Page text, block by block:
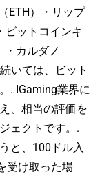
ETH）・リップ
ビットコインキ
・カルダノ
いては、ビット
. IGaming業界に
、相当の評価を
ェクトです。.
と、100ドル入
受け取った場